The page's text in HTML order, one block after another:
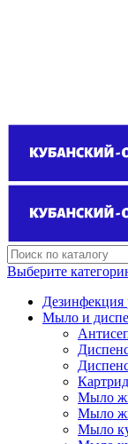
Выберите
Мыло и
Мыло
Мыло
Мыло